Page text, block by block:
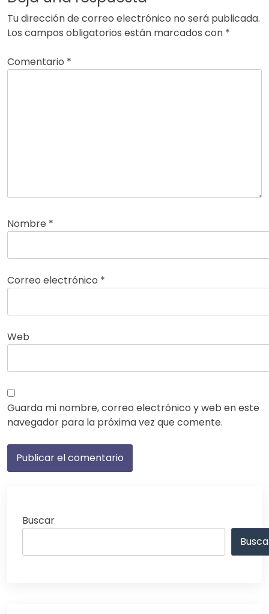
Tu dirección de correo electrónico no será publicada.
Los campos obligatorios están marcados con *
Comentario *
Nombre *
Correo electrónico *
Web
Guarda mi nombre, correo electrónico y web en este
navegador para la próxima vez que comente.
Buscar